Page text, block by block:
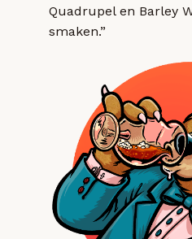
Quadrupel en Barley
smaken.”